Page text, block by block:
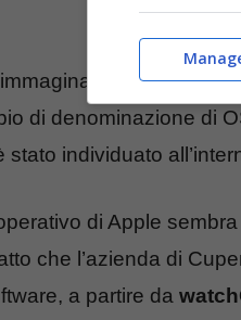
non è la
di denominazione di
individuato
di Apple
che l’azienda di
a partire da